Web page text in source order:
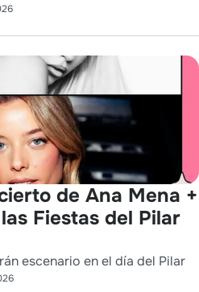
de Ana Mena +
Fiestas del Pilar
escenario en el día del Pilar